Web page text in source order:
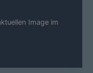
Image im